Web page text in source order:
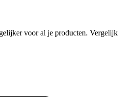
voor al je producten. Vergelijk